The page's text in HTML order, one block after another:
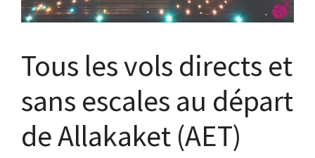
Tous les vols directs et
sans escales au départ
de Allakaket (AET)